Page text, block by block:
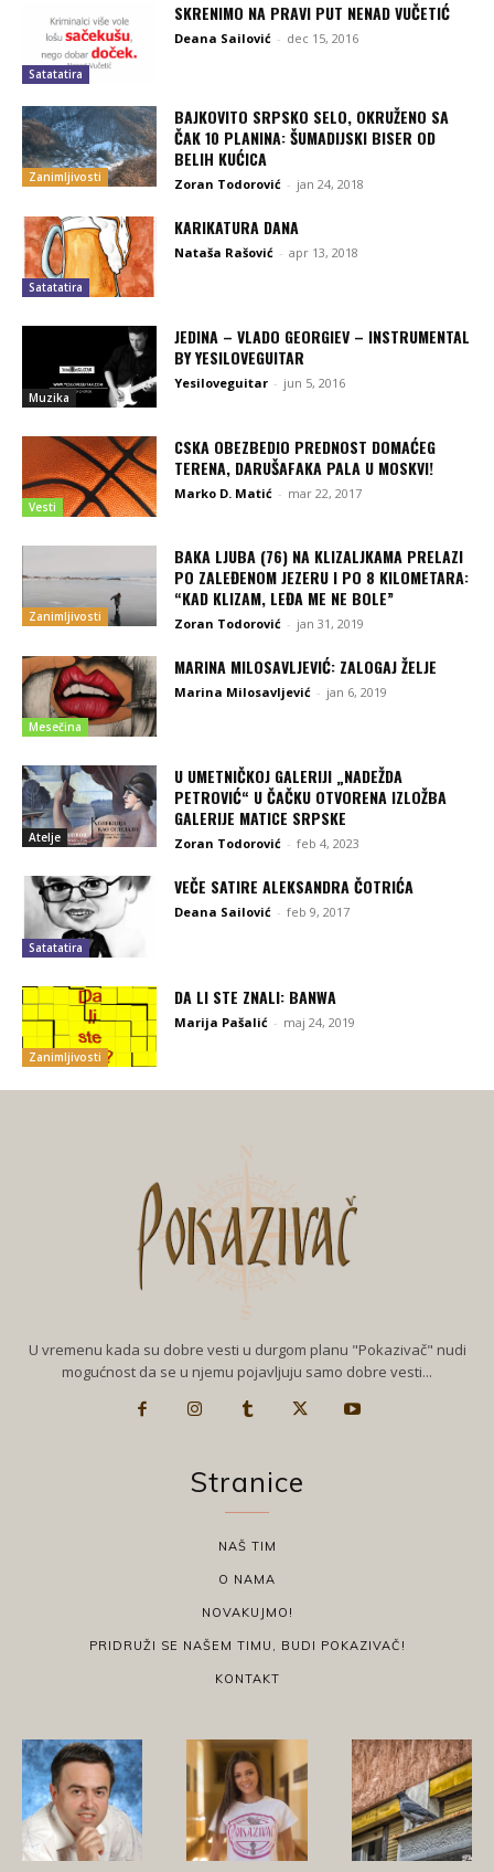
Satatatira
SKRENIMO NA PRAVI PUT NENAD VUČETIĆ
Deana Sailović - dec 15, 2016
Zanimljivosti
BAJKOVITO SRPSKO SELO, OKRUŽENO SA
ČAK 10 PLANINA: ŠUMADIJSKI BISER OD
BELIH KUĆICA
Zoran Todorović - jan 24, 2018
Satatatira
KARIKATURA DANA
Nataša Rašović - apr 13, 2018
Muzika
JEDINA – VLADO GEORGIEV – INSTRUMENTAL
BY YESILOVEGUITAR
Yesiloveguitar - jun 5, 2016
Vesti
CSKA OBEZBEDIO PREDNOST DOMAĆEG
TERENA, DARUŠAFAKA PALA U MOSKVI!
Marko D. Matić - mar 22, 2017
Zanimljivosti
BAKA LJUBA (76) NA KLIZALJKAMA PRELAZI
PO ZALEĐENOM JEZERU I PO 8 KILOMETARA:
“KAD KLIZAM, LEĐA ME NE BOLE”
Zoran Todorović - jan 31, 2019
Mesečina
MARINA MILOSAVLJEVIĆ: ZALOGAJ ŽELJE
Marina Milosavljević - jan 6, 2019
Atelje
U UMETNIČKOJ GALERIJI „NADEŽDA
PETROVIĆ“ U ČAČKU OTVORENA IZLOŽBA
GALERIJE MATICE SRPSKE
Zoran Todorović - feb 4, 2023
Satatatira
VEČE SATIRE ALEKSANDRA ČOTRIĆA
Deana Sailović - feb 9, 2017
Zanimljivosti
DA LI STE ZNALI: BANWA
Marija Pašalić - maj 24, 2019
U vremenu kada su dobre vesti u durgom planu "Pokazivač" nudi
mogućnost da se u njemu pojavljuju samo dobre vesti...
Stranice
NAŠ TIM
O NAMA
NOVAKUJMO!
PRIDRUŽI SE NAŠEM TIMU, BUDI POKAZIVAČ!
KONTAKT